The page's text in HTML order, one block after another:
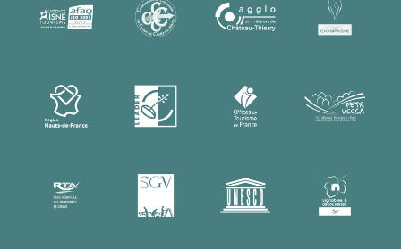
Description
Prestations